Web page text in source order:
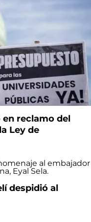
reclamo del
Ley de
despidió al